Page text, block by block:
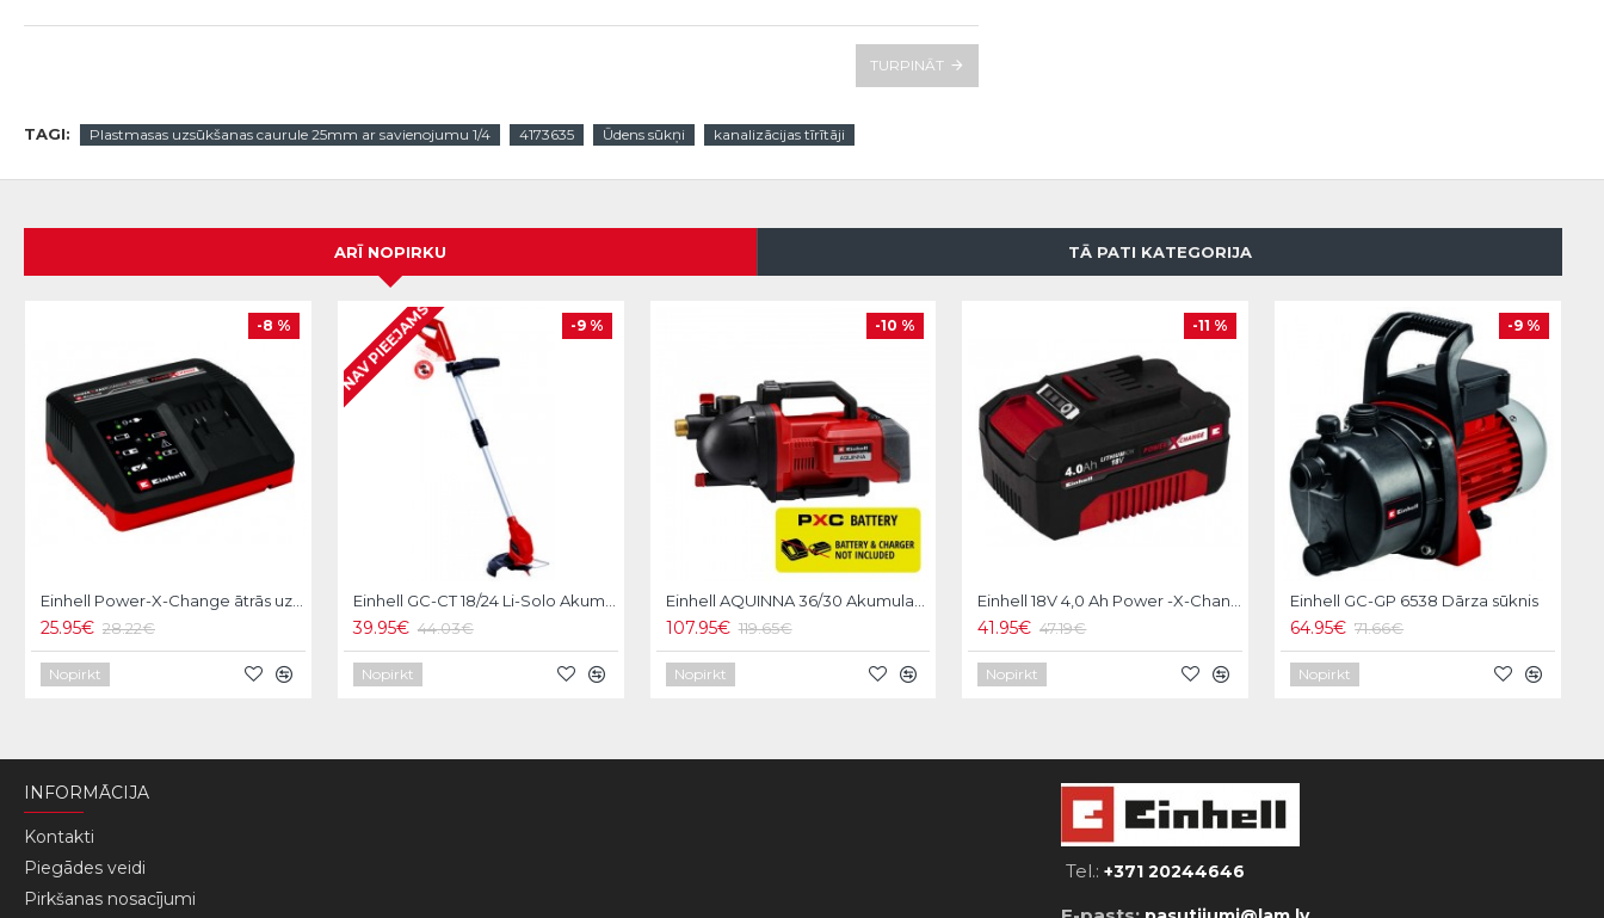
TURPINĀT
TAGI: Plastmasas uzsūkšanas caurule 25mm ar savienojumu 1/4 4173635 Ūdens sūkņi kanalizācijas tīrītāji
ARĪ NOPIRKU TĀ PATI KATEGORIJA
-8 %
25.95€ 28.22€
Nopirkt
-9 %
NAV PIEEJAMS
39.95€ 44.03€
Nopirkt
-10 %
107.95€ 119.65€
Nopirkt
-11 %
41.95€ 47.19€
Nopirkt
-9 %
Einhell GC-GP 6538 Dārza sūknis
64.95€ 71.66€
Nopirkt
INFORMĀCIJA
Kontakti
Piegādes veidi
Pirkšanas nosacījumi
Tel.:+371 20244646